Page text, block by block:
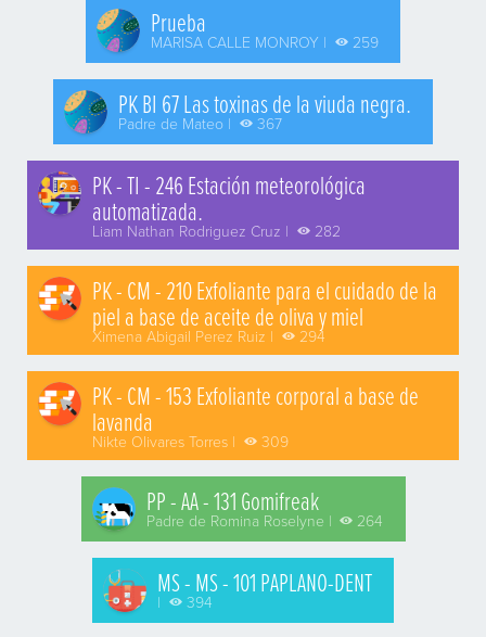
Prueba
MARISA CALLE MONROY | 259
PK BI 67 Las toxinas de la viuda negra.
Padre de Mateo | 367
PK - TI - 246 Estación meteorológica
automatizada.
Liam Nathan Rodriguez Cruz | 282
PK - CM - 210 Exfoliante para el cuidado de la
piel a base de aceite de oliva y miel
Ximena Abigail Perez Ruiz | 294
PK - CM - 153 Exfoliante corporal a base de
lavanda
Nikte Olivares Torres | 309
PP - AA - 131 Gomifreak
Padre de Romina Roselyne | 264
MS - MS - 101 PAPLANO-DENT
| 394